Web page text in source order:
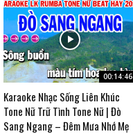
00:14:46
Karaoke Nhạc Sống Liên Khúc
Tone Nữ Trữ Tình Tone Nữ | Đò
Sang Ngang – Đêm Mưa Nhớ Mẹ